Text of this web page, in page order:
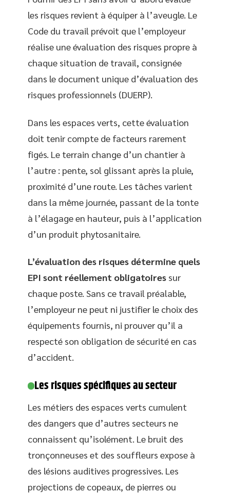
les risques revient à équiper à l’aveugle. Le
Code du travail prévoit que l’employeur
réalise une évaluation des risques propre à
chaque situation de travail, consignée
dans le document unique d’évaluation des
risques professionnels (DUERP).
Dans les espaces verts, cette évaluation
doit tenir compte de facteurs rarement
figés. Le terrain change d’un chantier à
l’autre : pente, sol glissant après la pluie,
proximité d’une route. Les tâches varient
dans la même journée, passant de la tonte
à l’élagage en hauteur, puis à l’application
d’un produit phytosanitaire.
L’évaluation des risques détermine quels
EPI sont réellement obligatoires sur
chaque poste. Sans ce travail préalable,
l’employeur ne peut ni justifier le choix des
équipements fournis, ni prouver qu’il a
respecté son obligation de sécurité en cas
d’accident.
Les risques spécifiques au secteur
Les métiers des espaces verts cumulent
des dangers que d’autres secteurs ne
connaissent qu’isolément. Le bruit des
tronçonneuses et des souffleurs expose à
des lésions auditives progressives. Les
projections de copeaux, de pierres ou